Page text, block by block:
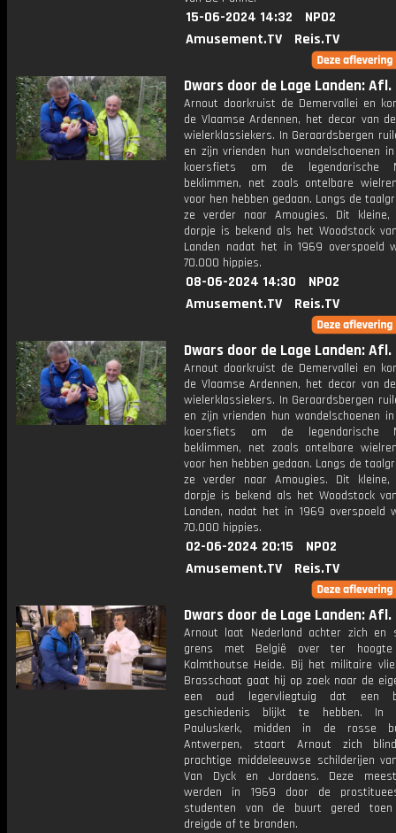
15-06-2024 14:32
NPO2
Amusement.TV
Reis.TV
Dwars door de Lage Landen: Afl.
Arnout doorkruist de Demervallei en
de Vlaamse Ardennen, het decor van
wielerklassiekers. In Geraardsbergen
en zijn vrienden hun wandelschoenen
koersfiets om de legendarische
beklimmen, net zoals ontelbare
voor hen hebben gedaan. Langs de
ze verder naar Amougies. Dit kleine,
dorpje is bekend als het Woodstock
Landen nadat het in 1969 overspoeld
70.000 hippies.
08-06-2024 14:30
NPO2
Amusement.TV
Reis.TV
Dwars door de Lage Landen: Afl.
Arnout doorkruist de Demervallei en
de Vlaamse Ardennen, het decor van
wielerklassiekers. In Geraardsbergen
en zijn vrienden hun wandelschoenen
koersfiets om de legendarische
beklimmen, net zoals ontelbare
voor hen hebben gedaan. Langs de
ze verder naar Amougies. Dit kleine,
dorpje is bekend als het Woodstock
Landen, nadat het in 1969 overspoeld
70.000 hippies.
02-06-2024 20:15
NPO2
Amusement.TV
Reis.TV
Dwars door de Lage Landen: Afl.
Arnout laat Nederland achter zich en
grens met België over ter
Kalmthoutse Heide. Bij het militaire
Brasschaat gaat hij op zoek naar de
een oud legervliegtuig dat een
geschiedenis blijkt te hebben. In
Pauluskerk, midden in de rosse
Antwerpen, staart Arnout zich
prachtige middeleeuwse schilderijen
Van Dyck en Jordaens. Deze
werden in 1969 door de
studenten van de buurt gered
dreigde af te branden.